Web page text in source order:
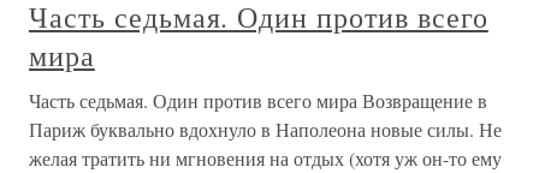
Часть седьмая. Один против всего
мира
Часть седьмая. Один против всего мира Возвращение в
Париж буквально вдохнуло в Наполеона новые силы. Не
желая тратить ни мгновения на отдых (хотя уж он-то ему